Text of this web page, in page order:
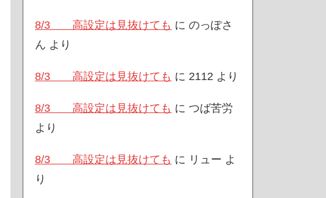
8/3 高設定は見抜けても に のっぽさ
ん より
8/3 高設定は見抜けても に 2112 より
8/3 高設定は見抜けても に つば苦労
より
8/3 高設定は見抜けても に リュー よ
り